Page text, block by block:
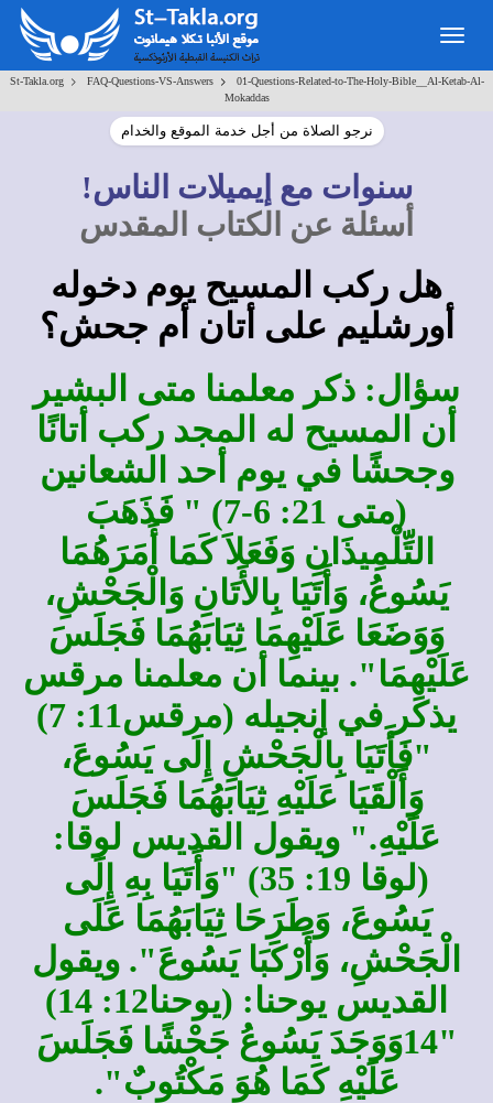
St-Takla.org> FAQ-Questions-VS-Answers>
01-Questions-Related-to-The-Holy-Bible__Al-Ketab-Al-
Mokaddas
نرجو الصلاة من أجل خدمة الموقع والخدام
سنوات مع إيميلات الناس!
أسئلة عن الكتاب المقدس
هل ركب المسيح يوم دخوله
أورشليم على أتان أم جحش؟
سؤال: ذكر معلمنا متى البشير
أن المسيح له المجد ركب أتانًا
وجحشًا في يوم أحد الشعانين
(متى 21: 6-7) " فَذَهَبَ
التِّلْمِيذَانِ وَفَعَلاَ كَمَا أَمَرَهُمَا
يَسُوعُ، وَأَتَيَا بِالأَتَانِ وَالْجَحْشِ،
وَوَضَعَا عَلَيْهِمَا ثِيَابَهُمَا فَجَلَسَ
عَلَيْهِمَا". بينما أن معلمنا مرقس
يذكر في إنجيله (مرقس11: 7)
"فَأَتَيَا بِالْجَحْشِ إِلَى يَسُوعَ،
وَأَلْقَيَا عَلَيْهِ ثِيَابَهُمَا فَجَلَسَ
عَلَيْهِ." ويقول القديس لوقا:
(لوقا 19: 35) "وَأَتَيَا بِهِ إِلَى
يَسُوعَ، وَطَرَحَا ثِيَابَهُمَا عَلَى
الْجَحْشِ، وَأَرْكَبَا يَسُوعَ". ويقول
القديس يوحنا: (يوحنا12: 14)
"14وَوَجَدَ يَسُوعُ جَحْشًا فَجَلَسَ
عَلَيْهِ كَمَا هُوَ مَكْتُوبٌ".